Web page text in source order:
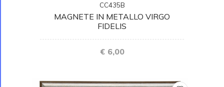
CC435B
MAGNETE IN METALLO VIRGO
FIDELIS
€ 6,00